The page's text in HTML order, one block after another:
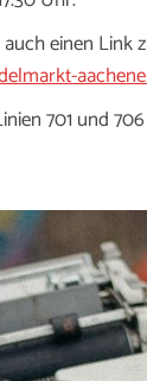
einen Link
701 und